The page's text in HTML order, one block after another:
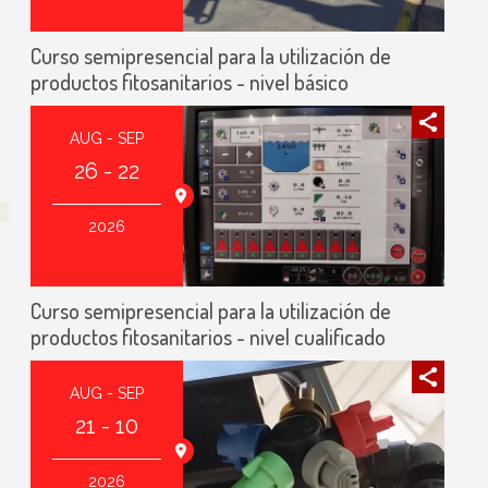
Curso semipresencial para la utilización de
productos fitosanitarios - nivel básico
AUG - SEP
26 - 22
2026
Curso semipresencial para la utilización de
productos fitosanitarios - nivel cualificado
AUG - SEP
21 - 10
2026